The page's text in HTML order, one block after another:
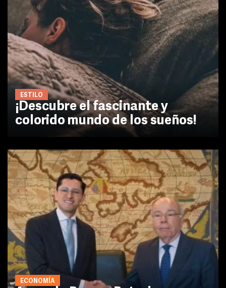
ESTILO
¡Descubre el fascinante y
colorido mundo de los sueños!
ECONOMÍA